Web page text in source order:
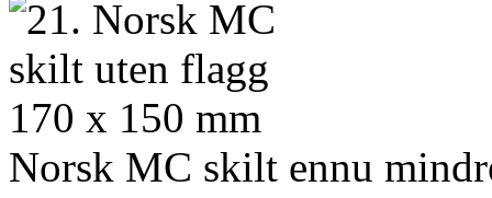
Norsk MC skilt ennu